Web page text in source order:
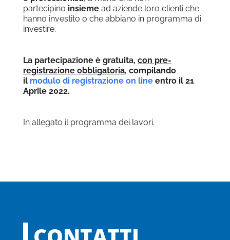
partecipino insiemead aziende loro clienti che
hanno investito o che abbiano in programma di
investire.
La partecipazione è gratuita, con pre-
registrazione obbligatoria, compilando
il modulo di registrazione on lineentro il 21
Aprile 2022.
In allegato il programma dei lavori.